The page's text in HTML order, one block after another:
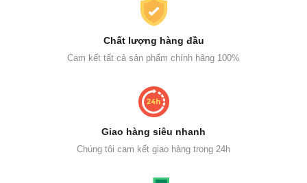
Chất lượng hàng đầu
Cam kết tất cả sản phẩm chính hãng 100%
Giao hàng siêu nhanh
Chúng tôi cam kết giao hàng trong 24h